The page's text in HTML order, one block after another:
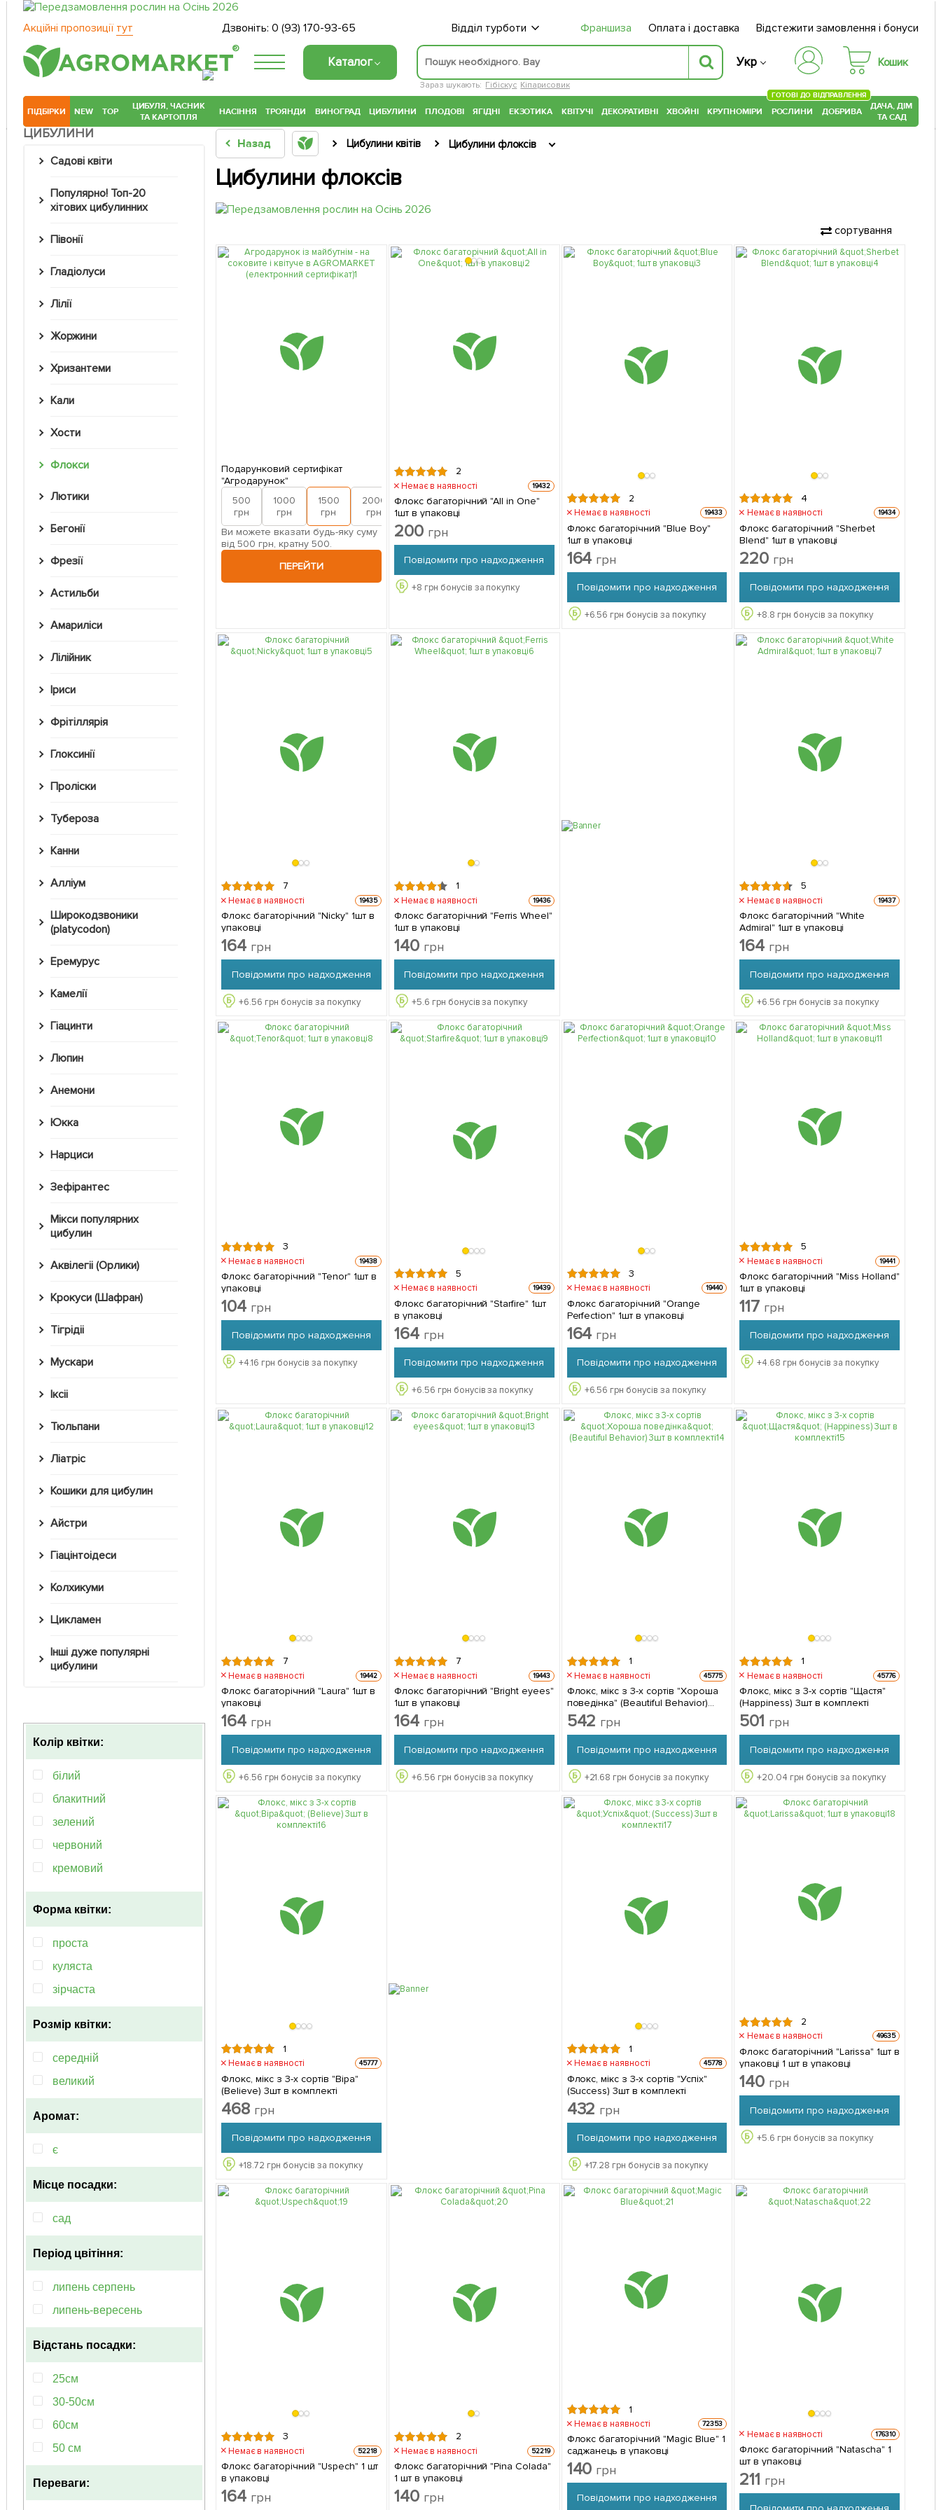
Акційні пропозиції тут Дзвоніть: 0 (93) 170-93-65 Відділ турботи Франшиза Оплата і доставка Відстежити замовлення і бонуси
®
Каталог
Зараз шукають: Гібіскус Кіпарисовик
Укр Кошик
ПІДБІРКИ NEW TOP
ЦИБУЛЯ, ЧАСНИК
ТА КАРТОПЛЯ
НАСІННЯ ТРОЯНДИ ВИНОГРАД ЦИБУЛИНИ ПЛОДОВІ ЯГІДНІ ЕКЗОТИКА КВІТУЧІ ДЕКОРАТИВНІ ХВОЙНІ КРУПНОМІРИ РОСЛИНИ
ГОТОВІ ДО ВІДПРАВЛЕННЯ
ДОБРИВА
ДАЧА, ДІМ
ТА САД
ЦИБУЛИНИ
Садові квіти
Популярно! Топ-20
хітових цибулинних
Півонії
Гладіолуси
Лілії
Жоржини
Хризантеми
Кали
Хости
Флокси
Лютики
Бегонії
Фрезії
Астильби
Амариліси
Лілійник
Іриси
Фрітіллярія
Глоксинії
Проліски
Тубероза
Канни
Алліум
Широкодзвоники
(platycodon)
Еремурус
Камелії
Гіацинти
Люпин
Анемони
Юкка
Нарциси
Зефірантес
Мікси популярних
цибулин
Аквілегіі (Орлики)
Крокуси (Шафран)
Тігрідіі
Мускари
Іксіі
Тюльпани
Ліатріс
Кошики для цибулин
Айстри
Гіацінтоідеси
Колхикуми
Цикламен
Інші дуже популярні
цибулини
Колір квітки:
білий
блакитний
зелений
червоний
кремовий
рiзнобарвний
помаранчевий
синій
бузковий
фіолетовий
Форма квітки:
проста
куляста
зірчаста
Розмір квітки:
середній
великий
Аромат:
є
Місце посадки:
сад
Період цвітіння:
липень серпень
липень-вересень
Відстань посадки:
25см
30-50см
60см
50 см
Переваги:
Назад Цибулини квітів Цибулини флоксів
Цибулини флоксів
сортування
Подарунковий сертифікат
"Агродарунок"
500
грн
1000
грн
1500
грн
2000
грн
Ви можете вказати будь-яку суму
від 500 грн, кратну 500.
ПЕРЕЙТИ
2
Немає в наявності 19432
Флокс багаторічний "All in One"
1шт в упаковці
200 грн
Повідомити про надходження
+8 грн бонусів за покупку
2
Немає в наявності 19433
Флокс багаторічний "Blue Boy"
1шт в упаковці
164 грн
Повідомити про надходження
+6.56 грн бонусів за покупку
4
Немає в наявності 19434
Флокс багаторічний "Sherbet
Blend" 1шт в упаковці
220 грн
Повідомити про надходження
+8.8 грн бонусів за покупку
7
Немає в наявності 19435
Флокс багаторічний "Nicky" 1шт в
упаковці
164 грн
Повідомити про надходження
+6.56 грн бонусів за покупку
1
Немає в наявності 19436
Флокс багаторічний "Ferris Wheel"
1шт в упаковці
140 грн
Повідомити про надходження
+5.6 грн бонусів за покупку
5
Немає в наявності 19437
Флокс багаторічний "White
Admiral" 1шт в упаковці
164 грн
Повідомити про надходження
+6.56 грн бонусів за покупку
3
Немає в наявності 19438
Флокс багаторічний "Tenor" 1шт в
упаковці
104 грн
Повідомити про надходження
+4.16 грн бонусів за покупку
5
Немає в наявності 19439
Флокс багаторічний "Starfire" 1шт
в упаковці
164 грн
Повідомити про надходження
+6.56 грн бонусів за покупку
3
Немає в наявності 19440
Флокс багаторічний "Orange
Perfection" 1шт в упаковці
164 грн
Повідомити про надходження
+6.56 грн бонусів за покупку
5
Немає в наявності 19441
Флокс багаторічний "Miss Holland"
1шт в упаковці
117 грн
Повідомити про надходження
+4.68 грн бонусів за покупку
7
Немає в наявності 19442
Флокс багаторічний "Laura" 1шт в
упаковці
164 грн
Повідомити про надходження
+6.56 грн бонусів за покупку
7
Немає в наявності 19443
Флокс багаторічний "Bright eyees"
1шт в упаковці
164 грн
Повідомити про надходження
+6.56 грн бонусів за покупку
1
Немає в наявності 45775
Флокс, мікс з 3-х сортів "Хороша
поведінка" (Beautiful Behavior)
3шт в комплекті
542 грн
Повідомити про надходження
+21.68 грн бонусів за покупку
1
Немає в наявності 45776
Флокс, мікс з 3-х сортів "Щастя"
(Happiness) 3шт в комплекті
501 грн
Повідомити про надходження
+20.04 грн бонусів за покупку
1
Немає в наявності 45777
Флокс, мікс з 3-х сортів "Віра"
(Believe) 3шт в комплекті
468 грн
Повідомити про надходження
+18.72 грн бонусів за покупку
1
Немає в наявності 45778
Флокс, мікс з 3-х сортів "Успіх"
(Success) 3шт в комплекті
432 грн
Повідомити про надходження
+17.28 грн бонусів за покупку
2
Немає в наявності 49635
Флокс багаторічний "Larissa" 1шт в
упаковці 1 шт в упаковці
140 грн
Повідомити про надходження
+5.6 грн бонусів за покупку
3
Немає в наявності 52218
Флокс багаторічний "Uspech" 1 шт
в упаковці
164 грн
2
Немає в наявності 52219
Флокс багаторічний "Pina Colada"
1 шт в упаковці
140 грн
1
Немає в наявності 72353
Флокс багаторічний "Magic Blue" 1
саджанець в упаковці
140 грн
Повідомити про надходження
Немає в наявності 176310
Флокс багаторічний "Natascha" 1
шт в упаковці
211 грн